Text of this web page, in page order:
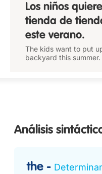
Los niños
tienda de
este verano.
The kids want to put
backyard this summer.
Análisis
the